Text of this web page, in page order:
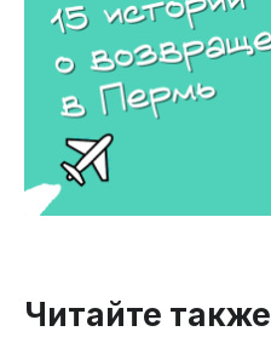
Читайте также